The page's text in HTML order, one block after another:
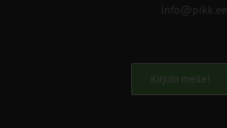
info@pikk.ee
Kirjuta meile!